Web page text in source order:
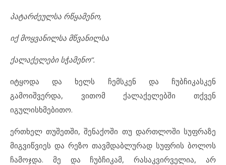
პატარძეულსა რწყამენო,
იქ მოყვანილსა მწვანილსა
ქალაქელები სჭამენო”.
იტყოდა და ხელს ჩემსკენ და ჩუბჩიკასკენ
გამოიშვერდა, ვითომ ქალაქელებში თქვენ
იგულისხმებითო.
ერთხელ თუშეთში, შენაქოში თუ დართლოში სუფრაზე
მიგვიწვიეს და რეზო თავმდაბლურად სუფრის ბოლოს
ჩამოჯდა. მე და ჩუბჩიკამ, რასაკვირველია, არ